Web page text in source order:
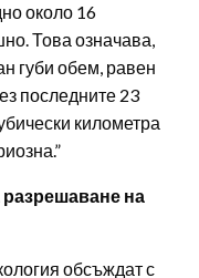
около 16
Това означава,
губи обем, равен
последните 23
километра
разрешаване на
обсъждат с